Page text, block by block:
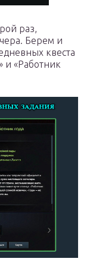
раз,
Берем и
квеста
и «Работник